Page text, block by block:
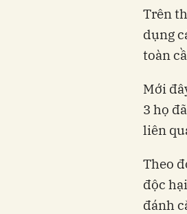
Trên
dụng
toàn
Mới
3 họ
liên
Theo
độc
đánh